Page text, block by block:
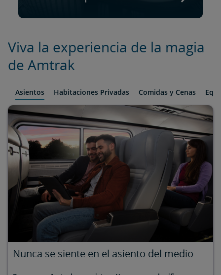
Viva la experiencia de la magia
de Amtrak
Asientos Habitaciones Privadas Comidas y Cenas
Nunca se siente en el asiento del medio